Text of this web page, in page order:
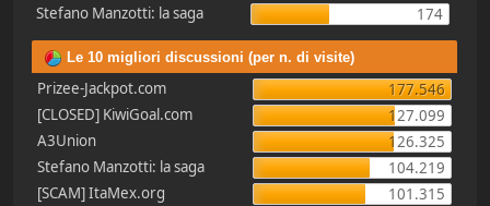
Stefano Manzotti: la saga 174
Le 10 migliori discussioni (per n. di visite)
Prizee-Jackpot.com
177.546
[CLOSED] KiwiGoal.com
127.099
A3Union
126.325
Stefano Manzotti: la saga
104.219
[SCAM] ItaMex.org
101.315